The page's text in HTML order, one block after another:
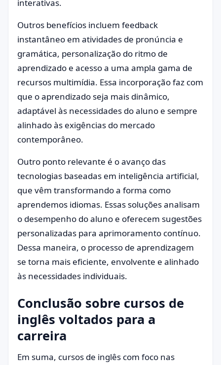
interativas.
Outros benefícios incluem feedback
instantâneo em atividades de pronúncia e
gramática, personalização do ritmo de
aprendizado e acesso a uma ampla gama de
recursos multimídia. Essa incorporação faz com
que o aprendizado seja mais dinâmico,
adaptável às necessidades do aluno e sempre
alinhado às exigências do mercado
contemporâneo.
Outro ponto relevante é o avanço das
tecnologias baseadas em inteligência artificial,
que vêm transformando a forma como
aprendemos idiomas. Essas soluções analisam
o desempenho do aluno e oferecem sugestões
personalizadas para aprimoramento contínuo.
Dessa maneira, o processo de aprendizagem
se torna mais eficiente, envolvente e alinhado
às necessidades individuais.
Conclusão sobre cursos de
inglês voltados para a
carreira
Em suma, cursos de inglês com foco nas